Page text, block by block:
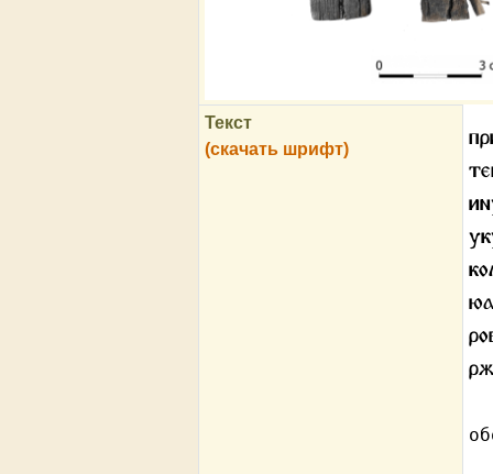
Текст
(скачать шрифт)